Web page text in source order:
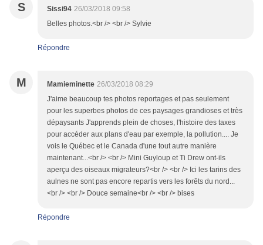
S Sissi94 26/03/2018 09:58
Belles photos.<br /> <br /> Sylvie
Répondre
M Mamieminette 26/03/2018 08:29
J'aime beaucoup tes photos reportages et pas seulement
pour les superbes photos de ces paysages grandioses et très
dépaysants J'apprends plein de choses, l'histoire des taxes
pour accéder aux plans d'eau par exemple, la pollution.... Je
vois le Québec et le Canada d'une tout autre manière
maintenant...<br /> <br /> Mini Guyloup et Ti Drew ont-ils
aperçu des oiseaux migrateurs?<br /> <br /> Ici les tarins des
aulnes ne sont pas encore repartis vers les forêts du nord...
<br /> <br /> Douce semaine<br /> <br /> bises
Répondre